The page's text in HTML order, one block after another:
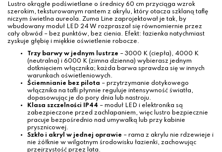
Lustro okrągłe podświetlane o średnicy 60 cm przyciąga wzrok
szerokim, teksturowanym rantem z akrylu, który otacza szklaną taflę
niczym świetlna aureola. Zuma Line zaprojektował je tak, by
wbudowany moduł LED 24 W rozpraszał się równomiernie przez
cały obwód – bez punktów, bez cienia. Efekt: łazienka natychmiast
zyskuje głębię i miękkie oświetlenie robocze.
Trzy barwy w jednym lustrze – 3000 K (ciepła), 4000 K
(neutralna) i 6000 K (zimna dzienna) wybierasz jednym
dotknięciem włącznika; każda barwa sprawdza się w innych
warunkach oświetleniowych.
Ściemnianie bez pilota – przytrzymanie dotykowego
włącznika na tafli płynnie reguluje intensywność światła,
dopasowując je do pory dnia lub nastroju.
Klasa szczelności IP44 – moduł LED i elektronika są
zabezpieczone przed zachlapaniem, więc lustro bezpiecznie
pracuje bezpośrednio nad umywalką lub przy kabinie
prysznicowej.
Szkło i akryl w jednej oprawie – rama z akrylu nie rdzewieje i
nie żółknie w wilgotnym środowisku łazienki, zachowując
przejrzystość przez lata.